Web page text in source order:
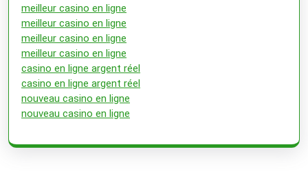
meilleur casino en ligne
meilleur casino en ligne
meilleur casino en ligne
meilleur casino en ligne
casino en ligne argent réel
casino en ligne argent réel
nouveau casino en ligne
nouveau casino en ligne